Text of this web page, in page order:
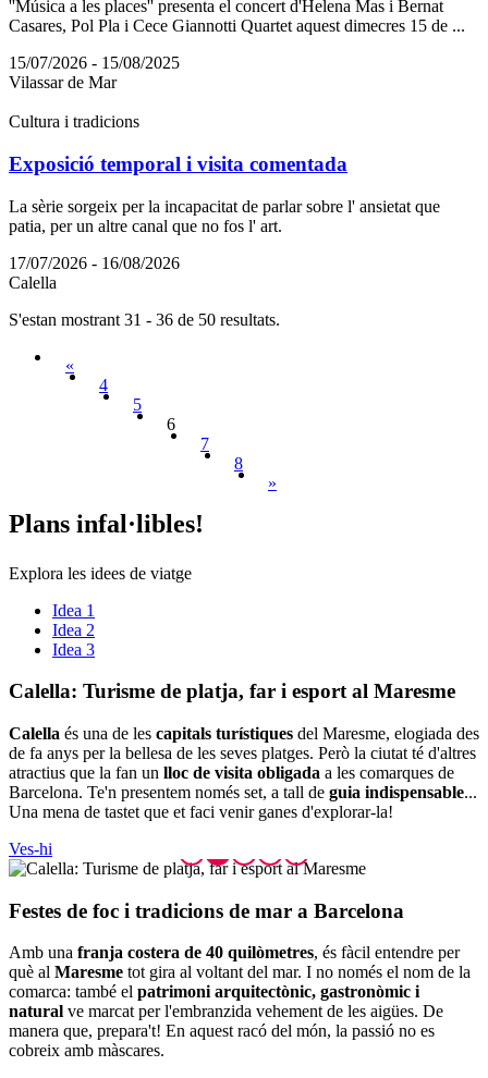
''Música a les places'' presenta el concert d'Helena Mas i Bernat
Casares, Pol Pla i Cece Giannotti Quartet aquest dimecres 15 de ...
15/07/2026 - 15/08/2025
Vilassar de Mar
Cultura i tradicions
Exposició temporal i visita comentada
La sèrie sorgeix per la incapacitat de parlar sobre l' ansietat que
patia, per un altre canal que no fos l' art.
17/07/2026 - 16/08/2026
Calella
S'estan mostrant 31 - 36 de 50 resultats.
«
4
5
6
7
8
»
Plans infal·libles!
Explora les idees de viatge
Idea 1
Idea 2
Idea 3
Calella: Turisme de platja, far i esport al Maresme
Calella és una de les capitals turístiques del Maresme, elogiada des
de fa anys per la bellesa de les seves platges. Però la ciutat té d'altres
atractius que la fan un lloc de visita obligada a les comarques de
Barcelona. Te'n presentem només set, a tall de guia indispensable...
Una mena de tastet que et faci venir ganes d'explorar-la!
Ves-hi
Festes de foc i tradicions de mar a Barcelona
Amb una franja costera de 40 quilòmetres, és fàcil entendre per
què al Maresme tot gira al voltant del mar. I no només el nom de la
comarca: també el patrimoni arquitectònic, gastronòmic i
natural ve marcat per l'embranzida vehement de les aigües. De
manera que, prepara't! En aquest racó del món, la passió no es
cobreix amb màscares.